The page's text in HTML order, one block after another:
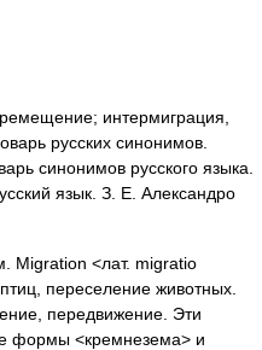
интермиграция,
русских синонимов.
синонимов русского языка.
язык. З. Е. Александро
Migration <лат. migratio
переселение животных.
передвижение. Эти
формы <кремнезема> и